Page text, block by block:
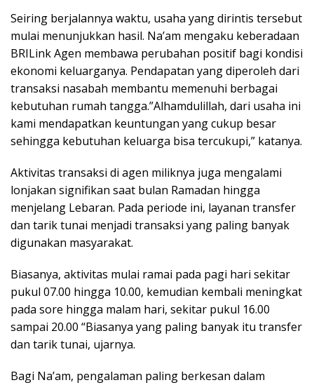
Seiring berjalannya waktu, usaha yang dirintis tersebut
mulai menunjukkan hasil. Na’am mengaku keberadaan
BRILink Agen membawa perubahan positif bagi kondisi
ekonomi keluarganya. Pendapatan yang diperoleh dari
transaksi nasabah membantu memenuhi berbagai
kebutuhan rumah tangga.”Alhamdulillah, dari usaha ini
kami mendapatkan keuntungan yang cukup besar
sehingga kebutuhan keluarga bisa tercukupi,” katanya.
Aktivitas transaksi di agen miliknya juga mengalami
lonjakan signifikan saat bulan Ramadan hingga
menjelang Lebaran. Pada periode ini, layanan transfer
dan tarik tunai menjadi transaksi yang paling banyak
digunakan masyarakat.
Biasanya, aktivitas mulai ramai pada pagi hari sekitar
pukul 07.00 hingga 10.00, kemudian kembali meningkat
pada sore hingga malam hari, sekitar pukul 16.00
sampai 20.00 “Biasanya yang paling banyak itu transfer
dan tarik tunai, ujarnya.
Bagi Na’am, pengalaman paling berkesan dalam